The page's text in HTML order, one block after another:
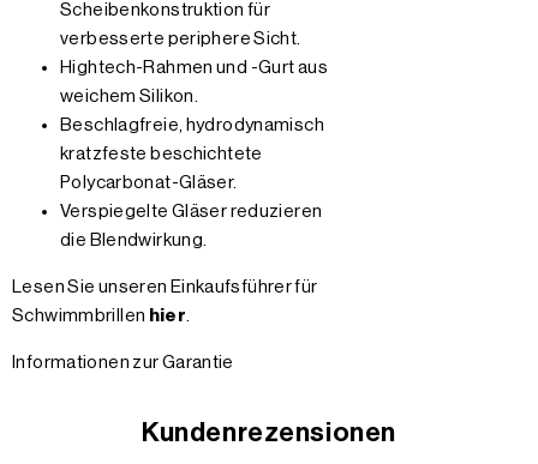
Scheibenkonstruktion für
verbesserte periphere Sicht.
Hightech-Rahmen und -Gurt aus
weichem Silikon.
Beschlagfreie, hydrodynamisch
kratzfeste beschichtete
Polycarbonat-Gläser.
Verspiegelte Gläser reduzieren
die Blendwirkung.
Lesen Sie unseren Einkaufsführer für
Schwimmbrillen hier.
Informationen zur Garantie
Kundenrezensionen